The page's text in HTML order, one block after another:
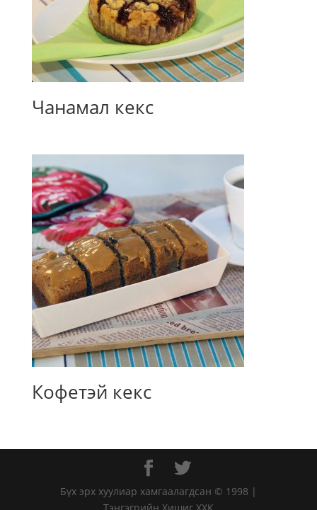
Чанамал кекс
Кофетэй кекс
Бүх эрх хуулиар хамгаалагдсан © 1998 |